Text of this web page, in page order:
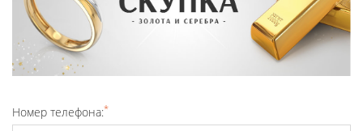
Номер телефона:*